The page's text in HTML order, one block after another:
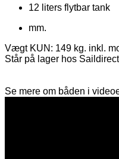
12 liters flytbar tank
mm.
Vægt KUN: 149 kg. inkl.
Står på lager hos